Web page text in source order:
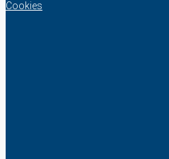
Cookies